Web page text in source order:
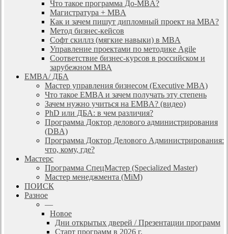
Что такое программа До-MBA?
Магистратура + MBA
Как и зачем пишут дипломный проект на МВА?
Метод бизнес-кейсов
Софт скиллз (мягкие навыки) в MBA
Управление проектами по методике Agile
Соответствие бизнес-курсов в российском и
зарубежном МВА
EMBA/ ДБA
Мастер управления бизнесом (Executive MBA)
Что такое EMBA и зачем получать эту степень
Зачем нужно учиться на EMBA? (видео)
PhD или ДБА: в чем различия?
Программа Доктор делового администрирования
(DBА)
Программа Доктор Делового Администрирования:
что, кому, где?
Мастерс
Программа СпецМастер (Specialized Master)
Мастер менеджмента (MiM)
ПОИСК
Разное
—
Новое
Дни открытых дверей / Презентации программ
Старт программ в 2026 г.